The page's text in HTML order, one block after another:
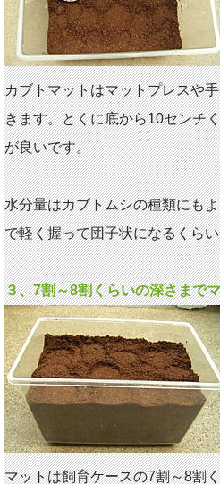
カブトマットはマットプレスや
きます。とくに底から10センチ
が良いです。
水分量はカブトムシの種類にも
で軽く握って団子状になるくら
３、7割～8割くらいの深さまで
マットは飼育ケースの7割～8割